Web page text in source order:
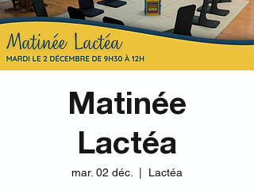
Matinée
Lactéa
mar. 02 déc. Lactéa